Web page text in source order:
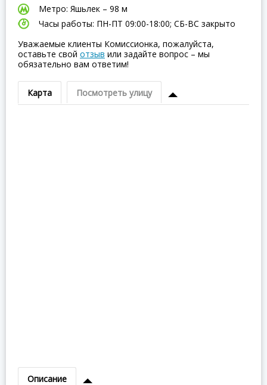
Метро: Яшьлек – 98 м
Часы работы: ПН-ПТ 09:00-18:00; СБ-ВC закрыто
Уважаемые клиенты Комиссионка, пожалуйста,
оставьте свой отзыв или задайте вопрос – мы
обязательно вам ответим!
Карта Посмотреть улицу
Описание